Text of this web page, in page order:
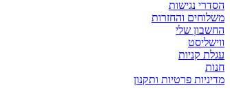
הסדרי נגישות
משלוחים והחזרות
החשבון שלי
ווישליסט
עגלת קניות
חנות
מדיניות פרטיות ותקנון